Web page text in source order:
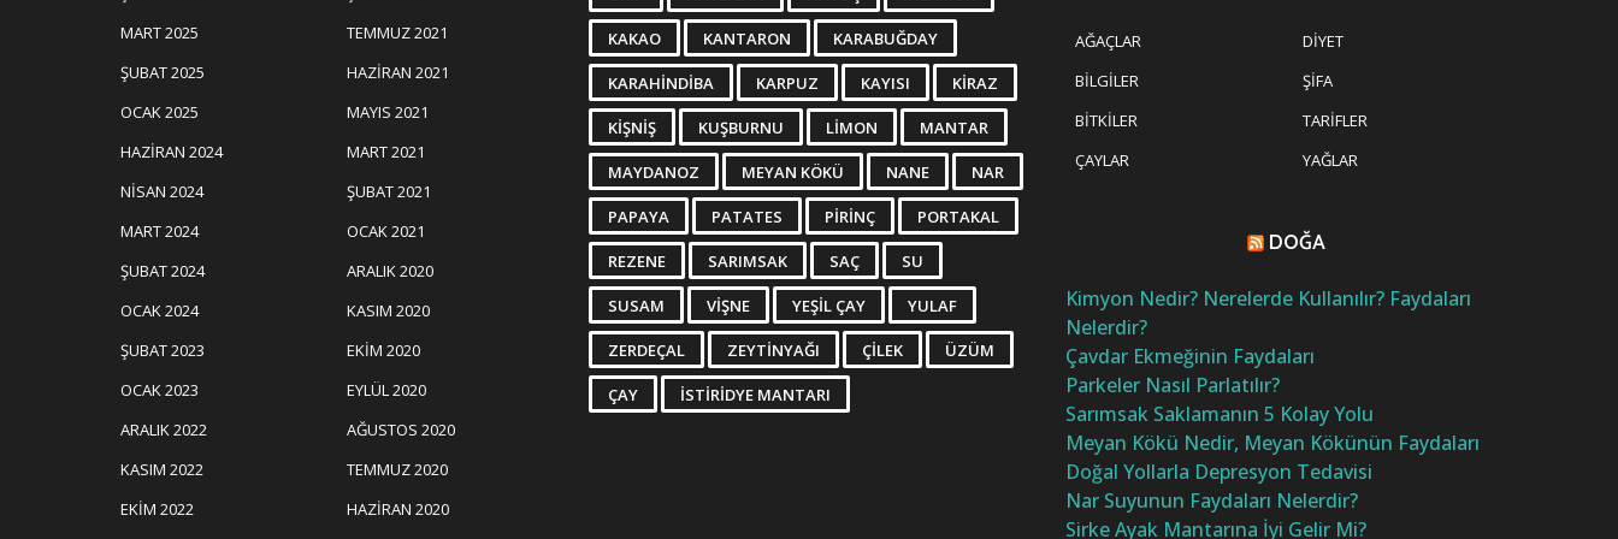
MART 2025
ŞUBAT 2025
OCAK 2025
HAZIRAN 2024
NISAN 2024
MART 2024
ŞUBAT 2024
OCAK 2024
ŞUBAT 2023
OCAK 2023
ARALIK 2022
KASIM 2022
EKIM 2022
TEMMUZ 2021
HAZIRAN 2021
MAYIS 2021
MART 2021
ŞUBAT 2021
OCAK 2021
ARALIK 2020
KASIM 2020
EKIM 2020
EYLÜL 2020
AĞUSTOS 2020
TEMMUZ 2020
HAZIRAN 2020
KAKAO KANTARON KARABUĞDAY
KARAHINDIBA KARPUZ KAYISI KIRAZ
KIŞNIŞ KUŞBURNU LIMON MANTAR
MAYDANOZ MEYAN KÖKÜ NANE NAR
PAPAYA PATATES PIRINÇ PORTAKAL
REZENE SARIMSAK SAÇ SU
SUSAM VIŞNE YEŞIL ÇAY YULAF
ZERDEÇAL ZEYTINYAĞI ÇILEK ÜZÜM
ÇAY İSTIRIDYE MANTARI
AĞAÇLAR
BILGILER
BITKILER
ÇAYLAR
DIYET
ŞIFA
TARIFLER
YAĞLAR
DOĞA
Kimyon Nedir? Nerelerde Kullanılır? Faydaları
Nelerdir?
Çavdar Ekmeğinin Faydaları
Parkeler Nasıl Parlatılır?
Sarımsak Saklamanın 5 Kolay Yolu
Meyan Kökü Nedir, Meyan Kökünün Faydaları
Doğal Yollarla Depresyon Tedavisi
Nar Suyunun Faydaları Nelerdir?
Sirke Ayak Mantarına İyi Gelir Mi?